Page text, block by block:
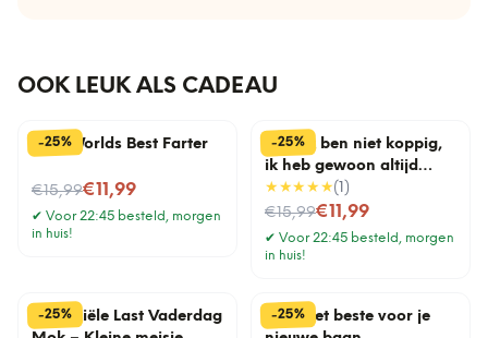
OOK LEUK ALS CADEAU
-25%
Mok Worlds Best Farter
€15,99
Nu voor€11,99
✔ Voor 22:45 besteld, morgen
in huis!
-25%
Mok Ik ben niet koppig,
ik heb gewoon altijd
gelijk
★★★★★( 1 )
€15,99
Nu voor€11,99
✔ Voor 22:45 besteld, morgen
in huis!
-25%
Financiële Last Vaderdag
-25%
Mok Het beste voor je